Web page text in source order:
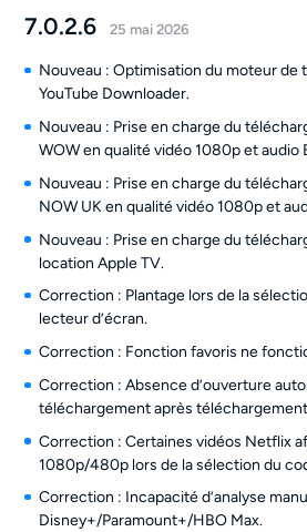
7.0.2.6 25 mai 2026
Nouveau : Optimisation du moteur de
YouTube Downloader.
Nouveau : Prise en charge du
WOW en qualité vidéo 1080p et audio
Nouveau : Prise en charge du
NOW UK en qualité vidéo 1080p et
Nouveau : Prise en charge du
location Apple TV.
Correction : Plantage lors de la
lecteur d’écran.
Correction : Fonction favoris ne
Correction : Absence d’ouverture
téléchargement après téléchargement
Correction : Certaines vidéos Netflix
1080p/480p lors de la sélection du
Correction : Incapacité d’analyse
Disney+/Paramount+/HBO Max.